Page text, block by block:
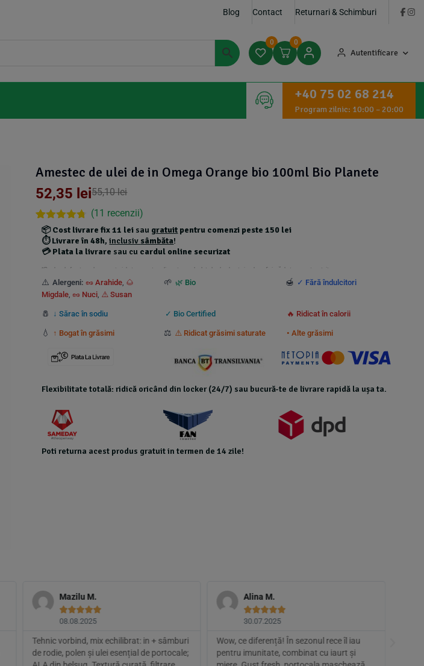
Blog Contact Returnari & Schimburi
0 0
Autentificare
+40 75 02 68 214
Program zilnic: 10:00 – 20:00
Amestec de ulei de in Omega Orange bio 100ml Bio Planete
55,10lei
52,35 lei
Rated4.64
out of 5
based on
11
customer
ratings
(11 recenzii)
📦Cost livrare fix 11 lei sau gratuit pentru comenzi peste 150 lei
⏱️Livrare în 48h,inclusiv sâmbăta!
💳Plata la livrare sau cu cardul online securizat
*Produsele foarte grele au costuri de transport suplimentare calculate la checkout și nu beneficiază de transport gratuit.
⚠️ Alergeni: 🥜 Arahide, 🌰
Migdale, 🥜 Nuci, ⚠️ Susan
🌱 🌿 Bio 🍯 ✓ Fără îndulcitori
🧂 ↓ Sărac în sodiu ✓ Bio Certified 🔥 Ridicat în calorii
💧 ↑ Bogat în grăsimi ⚖️ ⚠️ Ridicat grăsimi saturate • Alte grăsimi
Flexibilitate totală: ridică oricând din locker (24/7) sau bucură-te de livrare rapidă la ușa ta.
Poti returna acest produs gratuit in termen de 14 zile!
Mazilu M.

08.08.2025
Tehnic vorbind, mix echilibrat: in + sâmburi
de rodie, polen și ulei esențial de portocale;
Alina M.

30.07.2025
Wow, ce diferență! În sezonul rece îl iau
pentru imunitate, combinat cu iaurt și